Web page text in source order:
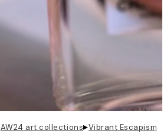
AW24 art collections▸Vibrant Escapism